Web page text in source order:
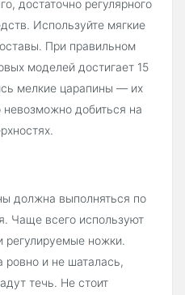
достаточно регулярного
Используйте мягкие
При правильном
моделей достигает 15
мелкие царапины — их
невозможно добиться на
должна выполняться по
Чаще всего используют
регулируемые ножки.
и не шаталась,
течь. Не стоит